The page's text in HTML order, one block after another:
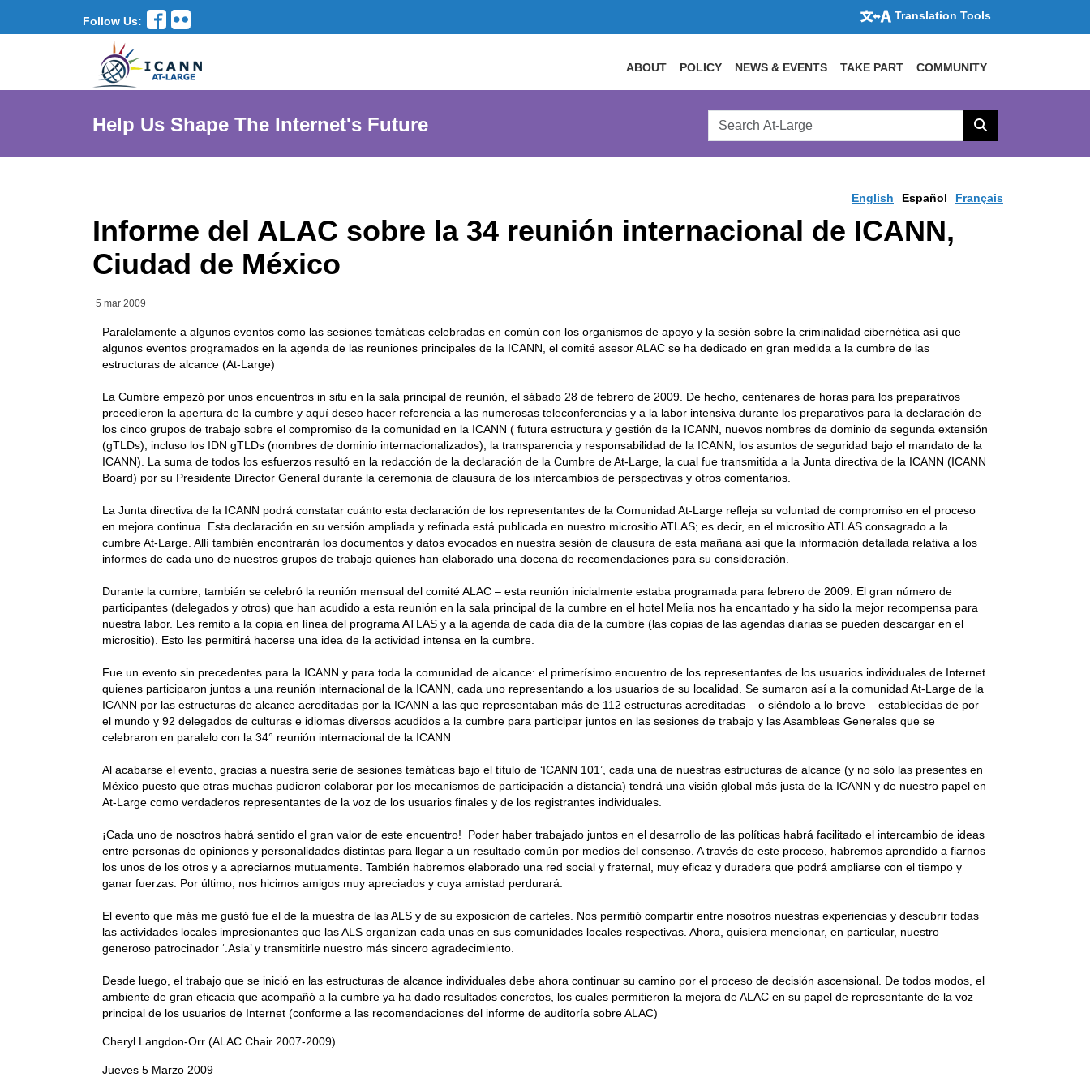
Follow Us: Translation Tools
ABOUT POLICY NEWS & EVENTS TAKE PART COMMUNITY
Help Us Shape The Internet's Future
Search
AtLarge
Search
English Español Français
Informe del ALAC sobre la 34 reunión internacional de ICANN,
Ciudad de México
5 mar 2009
Paralelamente a algunos eventos como las sesiones temáticas celebradas en común con los organismos de apoyo y la sesión sobre la criminalidad cibernética así que
algunos eventos programados en la agenda de las reuniones principales de la ICANN, el comité asesor ALAC se ha dedicado en gran medida a la cumbre de las
estructuras de alcance (At-Large)
La Cumbre empezó por unos encuentros in situ en la sala principal de reunión, el sábado 28 de febrero de 2009. De hecho, centenares de horas para los preparativos
precedieron la apertura de la cumbre y aquí deseo hacer referencia a las numerosas teleconferencias y a la labor intensiva durante los preparativos para la declaración de
los cinco grupos de trabajo sobre el compromiso de la comunidad en la ICANN ( futura estructura y gestión de la ICANN, nuevos nombres de dominio de segunda extensión
(gTLDs), incluso los IDN gTLDs (nombres de dominio internacionalizados), la transparencia y responsabilidad de la ICANN, los asuntos de seguridad bajo el mandato de la
ICANN). La suma de todos los esfuerzos resultó en la redacción de la declaración de la Cumbre de At-Large, la cual fue transmitida a la Junta directiva de la ICANN (ICANN
Board) por su Presidente Director General durante la ceremonia de clausura de los intercambios de perspectivas y otros comentarios.
La Junta directiva de la ICANN podrá constatar cuánto esta declaración de los representantes de la Comunidad At-Large refleja su voluntad de compromiso en el proceso
en mejora continua. Esta declaración en su versión ampliada y refinada está publicada en nuestro micrositio ATLAS; es decir, en el micrositio ATLAS consagrado a la
cumbre At-Large. Allí también encontrarán los documentos y datos evocados en nuestra sesión de clausura de esta mañana así que la información detallada relativa a los
informes de cada uno de nuestros grupos de trabajo quienes han elaborado una docena de recomendaciones para su consideración.
Durante la cumbre, también se celebró la reunión mensual del comité ALAC – esta reunión inicialmente estaba programada para febrero de 2009. El gran número de
participantes (delegados y otros) que han acudido a esta reunión en la sala principal de la cumbre en el hotel Melia nos ha encantado y ha sido la mejor recompensa para
nuestra labor. Les remito a la copia en línea del programa ATLAS y a la agenda de cada día de la cumbre (las copias de las agendas diarias se pueden descargar en el
micrositio). Esto les permitirá hacerse una idea de la actividad intensa en la cumbre.
Fue un evento sin precedentes para la ICANN y para toda la comunidad de alcance: el primerísimo encuentro de los representantes de los usuarios individuales de Internet
quienes participaron juntos a una reunión internacional de la ICANN, cada uno representando a los usuarios de su localidad. Se sumaron así a la comunidad At-Large de la
ICANN por las estructuras de alcance acreditadas por la ICANN a las que representaban más de 112 estructuras acreditadas – o siéndolo a lo breve – establecidas de por
el mundo y 92 delegados de culturas e idiomas diversos acudidos a la cumbre para participar juntos en las sesiones de trabajo y las Asambleas Generales que se
celebraron en paralelo con la 34° reunión internacional de la ICANN
Al acabarse el evento, gracias a nuestra serie de sesiones temáticas bajo el título de ‘ICANN 101’, cada una de nuestras estructuras de alcance (y no sólo las presentes en
México puesto que otras muchas pudieron colaborar por los mecanismos de participación a distancia) tendrá una visión global más justa de la ICANN y de nuestro papel en
At-Large como verdaderos representantes de la voz de los usuarios finales y de los registrantes individuales.
¡Cada uno de nosotros habrá sentido el gran valor de este encuentro! Poder haber trabajado juntos en el desarrollo de las políticas habrá facilitado el intercambio de ideas
entre personas de opiniones y personalidades distintas para llegar a un resultado común por medios del consenso. A través de este proceso, habremos aprendido a fiarnos
los unos de los otros y a apreciarnos mutuamente. También habremos elaborado una red social y fraternal, muy eficaz y duradera que podrá ampliarse con el tiempo y
ganar fuerzas. Por último, nos hicimos amigos muy apreciados y cuya amistad perdurará.
El evento que más me gustó fue el de la muestra de las ALS y de su exposición de carteles. Nos permitió compartir entre nosotros nuestras experiencias y descubrir todas
las actividades locales impresionantes que las ALS organizan cada unas en sus comunidades locales respectivas. Ahora, quisiera mencionar, en particular, nuestro
generoso patrocinador ‘.Asia’ y transmitirle nuestro más sincero agradecimiento.
Desde luego, el trabajo que se inició en las estructuras de alcance individuales debe ahora continuar su camino por el proceso de decisión ascensional. De todos modos, el
ambiente de gran eficacia que acompañó a la cumbre ya ha dado resultados concretos, los cuales permitieron la mejora de ALAC en su papel de representante de la voz
principal de los usuarios de Internet (conforme a las recomendaciones del informe de auditoría sobre ALAC)
Cheryl Langdon-Orr (ALAC Chair 2007-2009)
Jueves 5 Marzo 2009